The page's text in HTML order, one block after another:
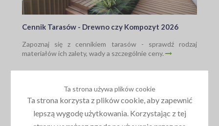
Cennik Tarasów - Drewno czy Kompozyt 2026
Zapoznaj się z cennikiem tarasów - sprawdź rodzaj
materiałów ich zalety, wady a szczególnie ceny.
Ta strona używa plików cookie
Ta strona korzysta z plików cookie, aby zapewnić
lepszą wygodę użytkowania. Korzystając z tej